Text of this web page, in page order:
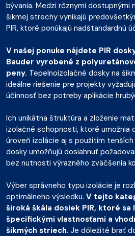
bývania. Medzi rôznymi dostupnými
šikmej strechy vynikajú
PIR, ktoré ponúkajú nadštandardnú
V našej ponuke nájdete PIR
Bauder vyrobené z
peny. Tepelnoizolačné dosky na
ideálne riešenie pre projekty
účinnosť bez potreby aplikácie
Ich unikátna štruktúra a zloženie
izolačné schopnosti, ktoré umožnia
úroveň izolácie aj s použitím
dosky umožňujú dosiahnuť
bez nutnosti výrazného zväčšenia
Výber správneho typu izolácie je
optimálneho výsledku. V tejto
široká škála dosiek PIR, ktoré sa
špecifickými vlastnosťami a
šikmých striech. Je dôležité brať